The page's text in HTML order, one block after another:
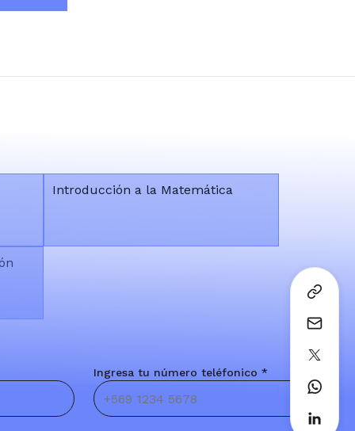
Ingresa tu número teléfonico *
Introducción a la Matemática
Trayectoria Ingeniería Comercial